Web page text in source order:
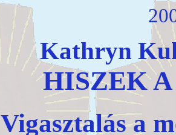
Kathryn
HISZEK
Vigasztalás a